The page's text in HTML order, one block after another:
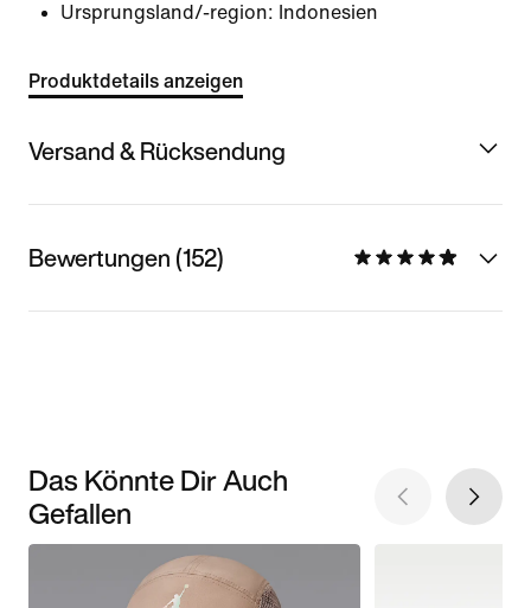
Ursprungsland/-region: Indonesien
Produktdetails anzeigen
Versand & Rücksendung
Bewertungen (152)
Das Könnte Dir Auch
Gefallen